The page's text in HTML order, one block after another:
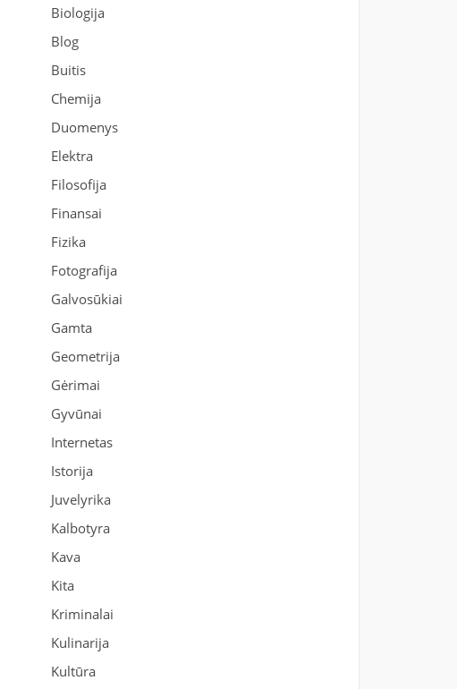
Biologija
Blog
Buitis
Chemija
Duomenys
Elektra
Filosofija
Finansai
Fizika
Fotografija
Galvosūkiai
Gamta
Geometrija
Gėrimai
Gyvūnai
Internetas
Istorija
Juvelyrika
Kalbotyra
Kava
Kita
Kriminalai
Kulinarija
Kultūra